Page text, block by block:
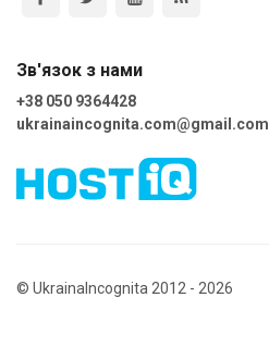
Зв'язок з нами
+38 050 9364428
ukrainaincognita.com@gmail.com
© UkrainaIncognita 2012 - 2026